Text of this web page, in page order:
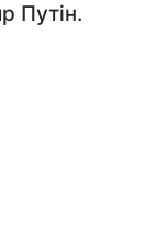
Путін.